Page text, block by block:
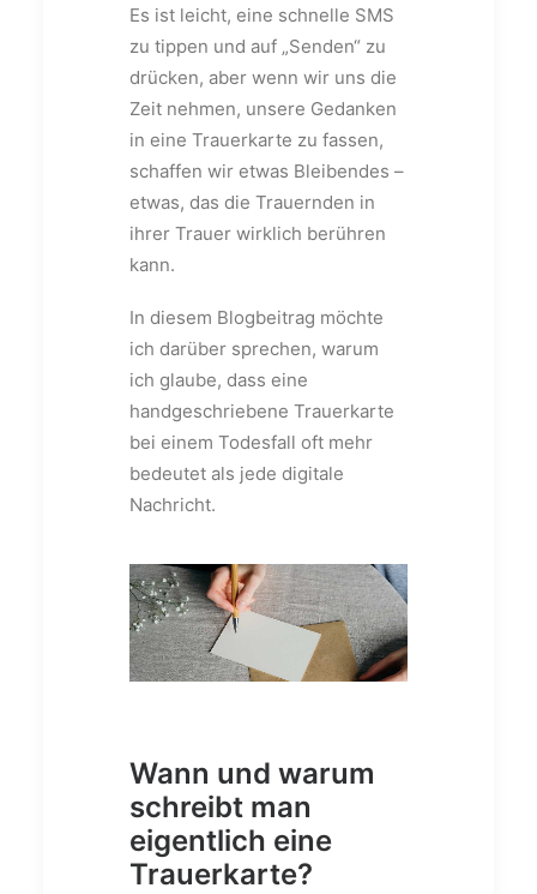
Es ist leicht, eine schnelle SMS
zu tippen und auf „Senden“ zu
drücken, aber wenn wir uns die
Zeit nehmen, unsere Gedanken
in eine Trauerkarte zu fassen,
schaffen wir etwas Bleibendes –
etwas, das die Trauernden in
ihrer Trauer wirklich berühren
kann.
In diesem Blogbeitrag möchte
ich darüber sprechen, warum
ich glaube, dass eine
handgeschriebene Trauerkarte
bei einem Todesfall oft mehr
bedeutet als jede digitale
Nachricht.
Wann und warum
schreibt man
eigentlich eine
Trauerkarte?